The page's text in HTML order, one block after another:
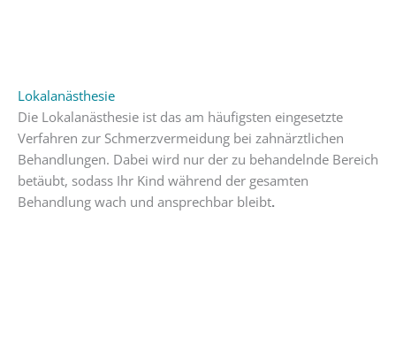
Lokalanästhesie
Die Lokalanästhesie ist das am häufigsten eingesetzte
Verfahren zur Schmerzvermeidung bei zahnärztlichen
Behandlungen. Dabei wird nur der zu behandelnde Bereich
betäubt, sodass Ihr Kind während der gesamten
Behandlung wach und ansprechbar bleibt.